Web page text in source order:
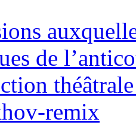
de
remix